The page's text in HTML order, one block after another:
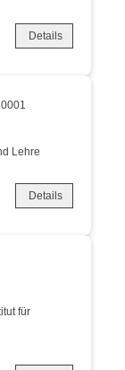
Details
Lehre
Details
für